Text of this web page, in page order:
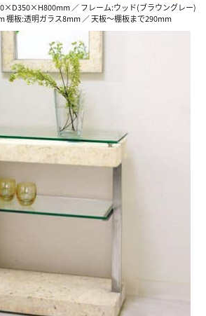
／ フレーム:ウッド(ブラウングレー)
棚板:透明ガラス8mm ／ 天板〜棚板まで290mm